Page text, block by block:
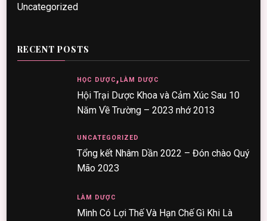
Uncategorized
RECENT POSTS
HỌC DƯỢC LÀM DƯỢC
Hội Trại Dược Khoa và Cảm Xúc Sau 10
Năm Về Trường – 2023 nhớ 2013
UNCATEGORIZED
Tổng kết Nhâm Dần 2022 – Đón chào Quý
Mão 2023
LÀM DƯỢC
Mình Có Lợi Thế Và Hạn Chế Gì Khi Là